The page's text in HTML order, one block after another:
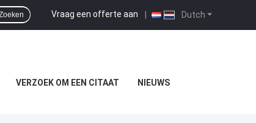
Dutch
Vraag een offerte aan |
VERZOEK OM EEN CITAAT NIEUWS